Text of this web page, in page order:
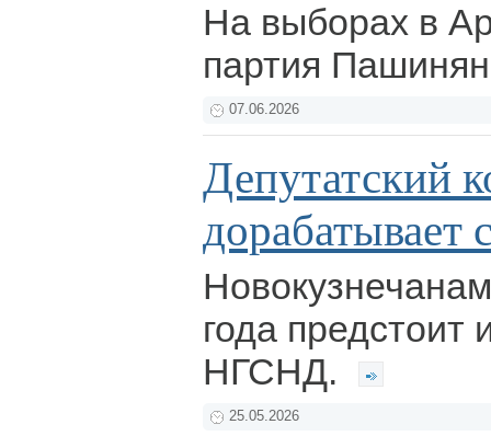
На выборах в
партия
07.06.2026
Депутатский
дорабатывает
года предстоит
НГСНД.
25.05.2026